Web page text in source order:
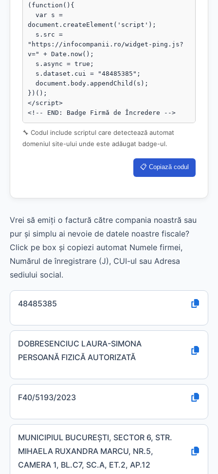
(function(){
document.createElement('script');
"https://infocompanii.ro/widget-ping.js?
v=" + Date.now();
})();
</script>
<!-- END: Badge Firmă de Încredere -->
🔧 Codul include scriptul care detectează automat
domeniul site-ului unde este adăugat badge-ul.
📋 Copiază codul
Vrei să emiți o factură către compania noastră sau
pur și simplu ai nevoie de datele noastre fiscale?
Click pe box și copiezi automat Numele firmei,
Numărul de înregistrare (J), CUI-ul sau Adresa
sediului social.
48485385
DOBRESENCIUC LAURA-SIMONA
PERSOANĂ FIZICĂ AUTORIZATĂ
F40/5193/2023
MUNICIPIUL BUCUREŞTI, SECTOR 6, STR.
MIHAELA RUXANDRA MARCU, NR.5,
CAMERA 1, BL.C7, SC.A, ET.2, AP.12